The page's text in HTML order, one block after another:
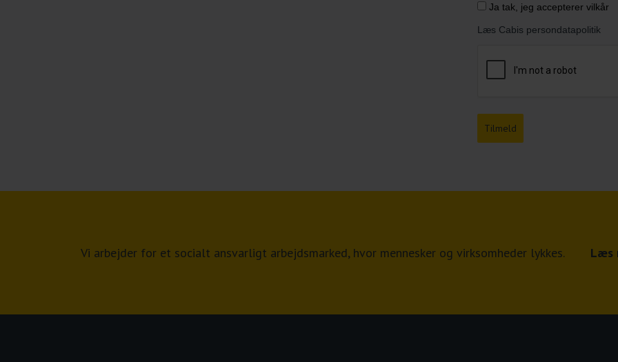
Ja tak, jeg accepterer vilkår
Læs Cabis persondatapolitik
Tilmeld
Vi arbejder for et socialt ansvarligt arbejdsmarked, hvor mennesker og virksomheder lykkes. Læs